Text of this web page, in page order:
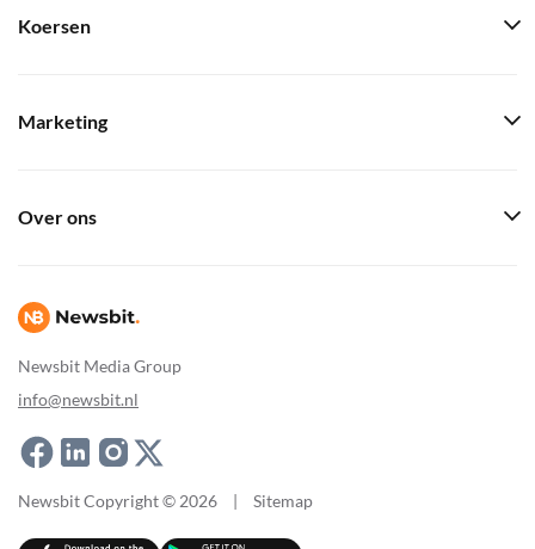
Newsbit Media Group
info@newsbit.nl
Koersen
Marketing
Over ons
Newsbit Copyright © 2026 | Sitemap